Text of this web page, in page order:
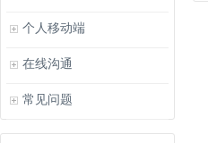
个人移动端
在线沟通
常见问题